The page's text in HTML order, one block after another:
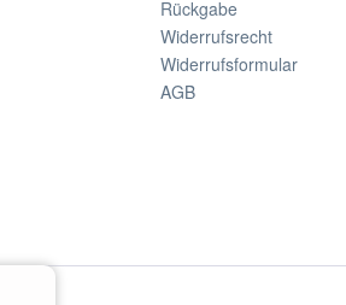
Rückgabe
Widerrufsrecht
Widerrufsformular
AGB